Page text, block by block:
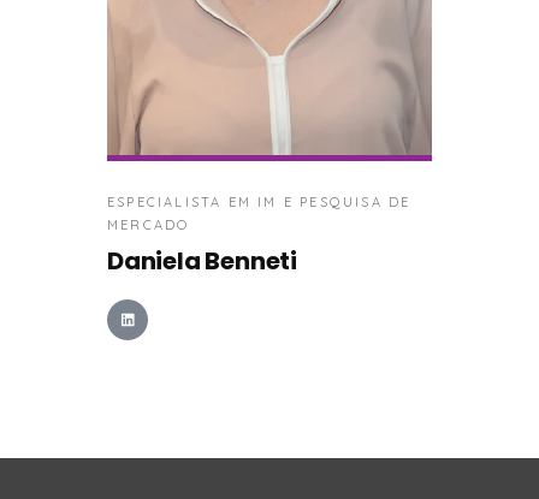
ESPECIALISTA EM IM E PESQUISA DE
MERCADO
Daniela Benneti